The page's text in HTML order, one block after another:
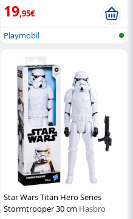
19,95€
Playmobil
Star Wars Titan Hero Series
Stormtrooper 30 cm Hasbro